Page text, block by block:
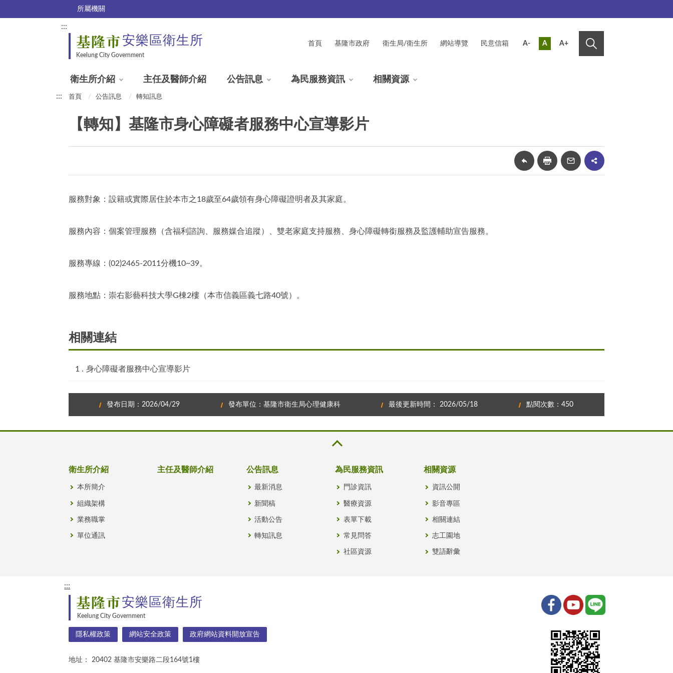
所屬機關
:::
基隆市 安樂區衛生所
Keelung City Government
首頁 基隆市政府 衛生局/衛生所 網站導覽 民意信箱 A- A A+
衛生所介紹 主任及醫師介紹 公告訊息 為民服務資訊 相關資源
::: 首頁 公告訊息 轉知訊息
【轉知】基隆市身心障礙者服務中心宣導影片
服務對象：設籍或實際居住於本市之18歲至64歲領有身心障礙證明者及其家庭。
服務內容：個案管理服務（含福利諮詢、服務媒合追蹤）、雙老家庭支持服務、身心障礙轉銜服務及監護輔助宣告服務。
服務專線：(02)2465-2011分機10~39。
服務地點：崇右影藝科技大學G棟2樓（本市信義區義七路40號）。
相關連結
身心障礙者服務中心宣導影片
發布日期：2026/04/29 發布單位：基隆市衛生局心理健康科 最後更新時間： 2026/05/18 點閱次數：450
衛生所介紹
本所簡介
組織架構
業務職掌
單位通訊
主任及醫師介紹 公告訊息
最新消息
新聞稿
活動公告
轉知訊息
為民服務資訊
門診資訊
醫療資源
表單下載
常見問答
社區資源
相關資源
資訊公開
影音專區
相關連結
志工園地
雙語辭彙
:::
基隆市安樂區衛生所
Keelung City Government
隱私權政策 網站安全政策 政府網站資料開放宣告
地址： 20402 基隆市安樂路二段164號1樓